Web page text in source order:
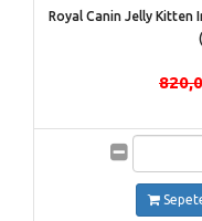
Royal Canin Jelly Kitten